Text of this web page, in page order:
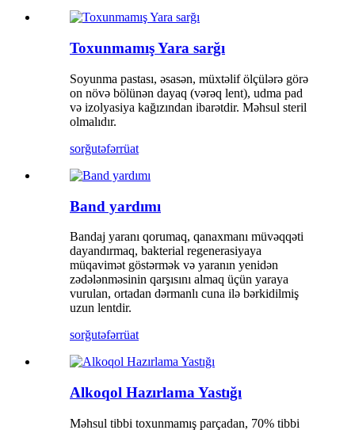
Toxunmamış Yara sarğı
Soyunma pastası, əsasən, müxtəlif ölçülərə görə
on növə bölünən dayaq (vərəq lent), udma pad
və izolyasiya kağızından ibarətdir. Məhsul steril
olmalıdır.
sorğutəfərrüat
Band yardımı
Bandaj yaranı qorumaq, qanaxmanı müvəqqəti
dayandırmaq, bakterial regenerasiyaya
müqavimət göstərmək və yaranın yenidən
zədələnməsinin qarşısını almaq üçün yaraya
vurulan, ortadan dərmanlı cuna ilə bərkidilmiş
uzun lentdir.
sorğutəfərrüat
Alkoqol Hazırlama Yastığı
Məhsul tibbi toxunmamış parçadan, 70% tibbi